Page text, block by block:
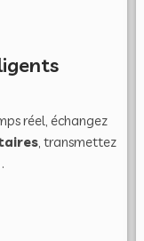
réel, échangez
, transmettez